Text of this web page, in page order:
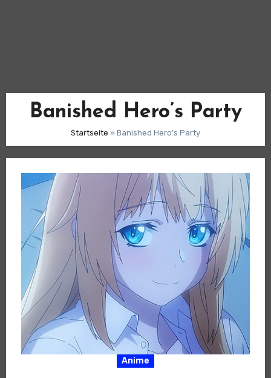
Banished Hero’s Party
Startseite » Banished Hero’s Party
Anime